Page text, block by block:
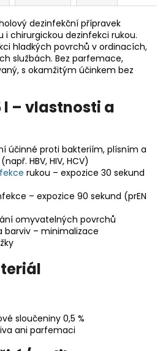
dezinfekční přípravek
i chirurgickou dezinfekci rukou.
hladkých povrchů v ordinacích,
službách. Bez parfemace,
s okamžitým účinkem bez
l – vlastnosti a
účinné proti bakteriím, plísním a
HBV, HIV, HCV)
rukou – expozice 30 sekund
– expozice 90 sekund (prEN
omyvatelných povrchů
barviv – minimalizace
sloučeniny 0,5 %
ani parfemaci